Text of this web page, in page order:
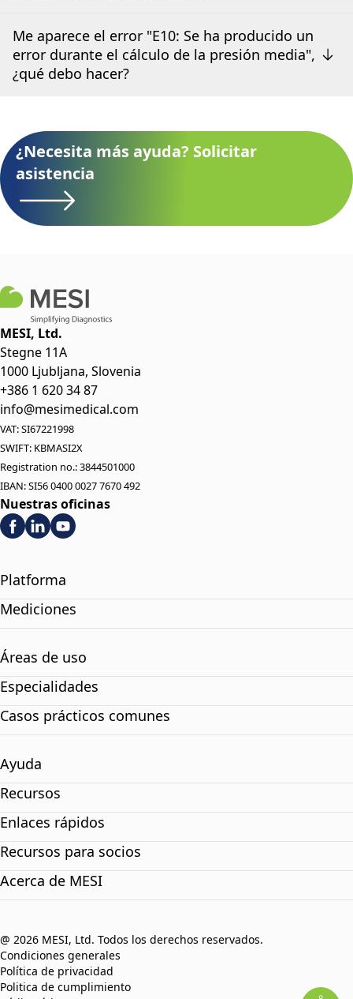
Me aparece el error "E10: Se ha producido un
error durante el cálculo de la presión media",
¿qué debo hacer?
¿Necesita más ayuda? Solicitar
asistencia
MESI, Ltd.
Stegne 11A
1000 Ljubljana, Slovenia
+386 1 620 34 87
info@mesimedical.com
VAT: SI67221998
SWIFT: KBMASI2X
Registration no.: 3844501000
IBAN: SI56 0400 0027 7670 492
Nuestras oficinas
Platforma
Mediciones
Áreas de uso
Especialidades
Casos prácticos comunes
Ayuda
Recursos
Enlaces rápidos
Recursos para socios
Acerca de MESI
@ 2026 MESI, Ltd. Todos los derechos reservados.
Condiciones generales
Política de privacidad
Politica de cumplimiento